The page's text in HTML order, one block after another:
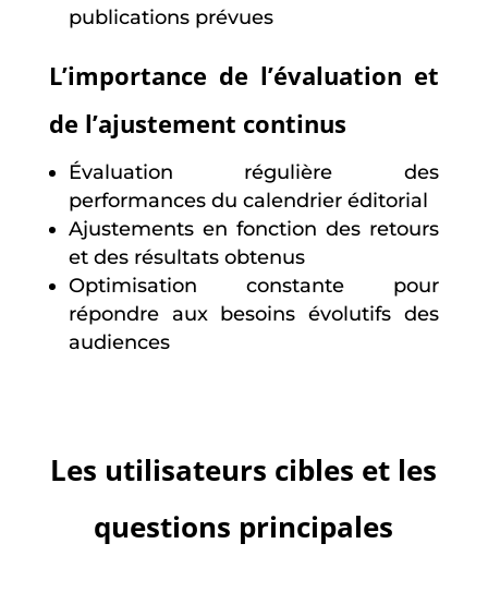
publications prévues
L’importance de l’évaluation et
de l’ajustement continus
Évaluation régulière des
performances du calendrier éditorial
Ajustements en fonction des retours
et des résultats obtenus
Optimisation constante pour
répondre aux besoins évolutifs des
audiences
Les utilisateurs cibles et les
questions principales